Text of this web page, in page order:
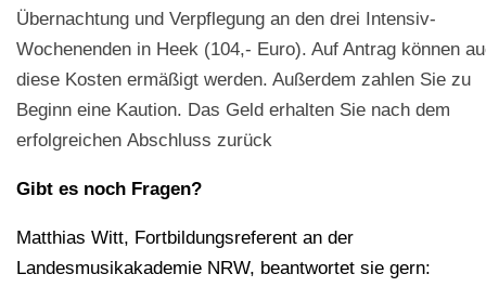
Übernachtung und Verpflegung an den drei Intensiv-
Wochenenden in Heek (104,- Euro). Auf Antrag können
diese Kosten ermäßigt werden. Außerdem zahlen Sie zu
Beginn eine Kaution. Das Geld erhalten Sie nach dem
erfolgreichen Abschluss zurück
Gibt es noch Fragen?
Matthias Witt, Fortbildungsreferent an der
Landesmusikakademie NRW, beantwortet sie gern: